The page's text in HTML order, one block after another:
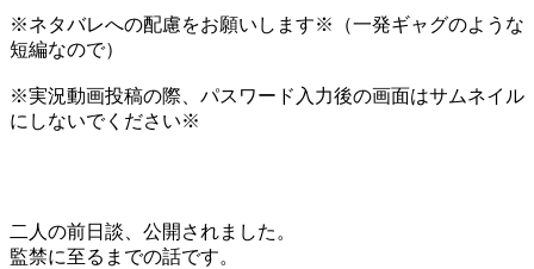
※ネタバレへの配慮をお願いします※（一発ギャグのような
短編なので）
※実況動画投稿の際、パスワード入力後の画面はサムネイル
にしないでください※
二人の前日談、公開されました。
監禁に至るまでの話です。